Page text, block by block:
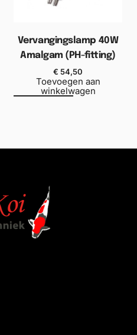
Vervangingslamp 40W
Amalgam (PH-fitting)
€ 54,50
Toevoegen aan
winkelwagen